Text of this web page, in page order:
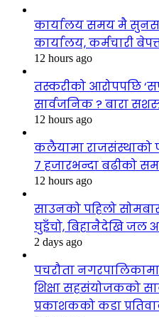
कार्यालय समय मै
कार्यालय, कर्मचारी
12 hours ago
तस्करीको आरोपपछि
सार्वजनिक ? बारा
12 hours ago
कलैयामा राजसंस्थाको
७ हजारभन्दा बढीको
12 hours ago
साउनको पहिलो
घुइँचो, बिहानैदेखि जल
2 days ago
पचरौता नगरपालिकामा
शिक्षा सहसंयोजकको
प्रकाशकको कडा